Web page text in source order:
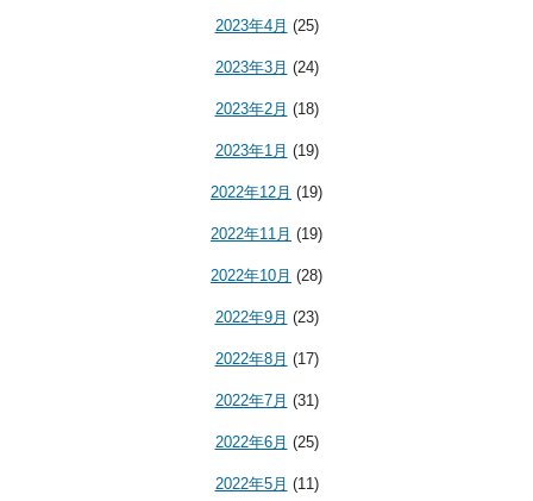
2023年4月 (25)
2023年3月 (24)
2023年2月 (18)
2023年1月 (19)
2022年12月 (19)
2022年11月 (19)
2022年10月 (28)
2022年9月 (23)
2022年8月 (17)
2022年7月 (31)
2022年6月 (25)
2022年5月 (11)